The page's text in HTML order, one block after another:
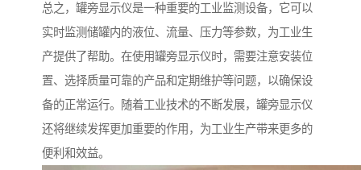
总之，罐旁显示仪是一种重要的工业监测设备，它可以
实时监测储罐内的液位、流量、压力等参数，为工业生
产提供了帮助。在使用罐旁显示仪时，需要注意安装位
置、选择质量可靠的产品和定期维护等问题，以确保设
备的正常运行。随着工业技术的不断发展，罐旁显示仪
还将继续发挥更加重要的作用，为工业生产带来更多的
便利和效益。